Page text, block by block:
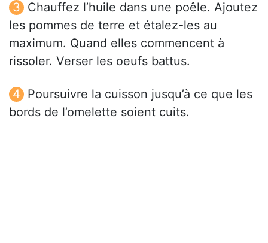
Chauffez l’huile dans une poêle. Ajoutez
les pommes de terre et étalez-les au
maximum. Quand elles commencent à
rissoler. Verser les oeufs battus.
Poursuivre la cuisson jusqu’à ce que les
bords de l’omelette soient cuits.